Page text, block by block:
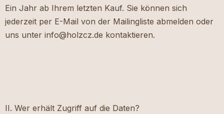
Ein Jahr ab Ihrem letzten Kauf. Sie können sich
jederzeit per E-Mail von der Mailingliste abmelden oder
uns unter info@holzcz.de kontaktieren.
II. Wer erhält Zugriff auf die Daten?